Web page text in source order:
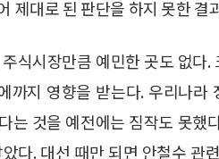
제대로 된 판단을 하지 못한 결
식시장만큼 예민한 곳도 없다
까지 영향을 받는다. 우리나라
는 것을 예전에는 짐작도 못했
다. 대선 때만 되면 안철수 관